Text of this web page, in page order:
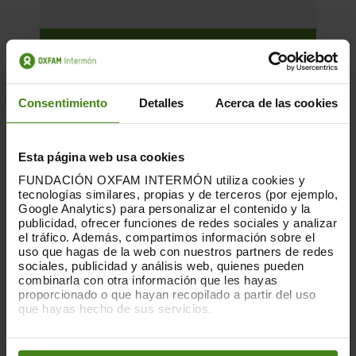
Consentimiento Detalles Acerca de las cookies
Esta página web usa cookies
FUNDACIÓN OXFAM INTERMÓN utiliza cookies y
tecnologías similares, propias y de terceros (por ejemplo,
Google Analytics) para personalizar el contenido y la
publicidad, ofrecer funciones de redes sociales y analizar
el tráfico. Además, compartimos información sobre el
uso que hagas de la web con nuestros partners de redes
sociales, publicidad y análisis web, quienes pueden
combinarla con otra información que les hayas
proporcionado o que hayan recopilado a partir del uso
que hayas hecho de sus servicios.
preferencias accediendo a nuestraPolítica de Cookieso
11.12.2017
Informe Temàtic sobre el treball en